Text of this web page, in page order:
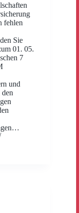
fehlen
Sie
01. 05.
7
und